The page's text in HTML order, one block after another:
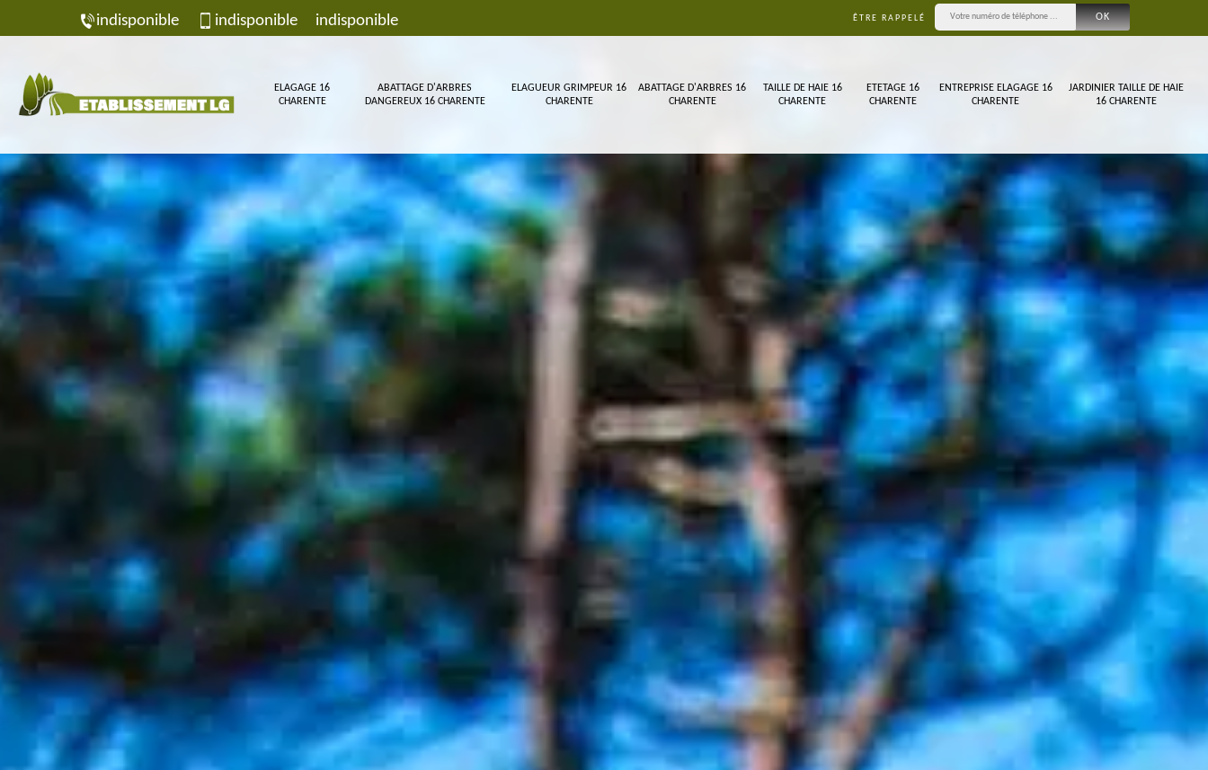
indisponible indisponible indisponible ÊTRE RAPPELÉ
ELAGAGE 16
CHARENTE
ABATTAGE D'ARBRES
DANGEREUX 16 CHARENTE
ELAGUEUR GRIMPEUR 16
CHARENTE
ABATTAGE D'ARBRES 16
CHARENTE
TAILLE DE HAIE 16
CHARENTE
ETETAGE 16
CHARENTE
ENTREPRISE ELAGAGE 16
CHARENTE
JARDINIER TAILLE DE HAIE
16 CHARENTE